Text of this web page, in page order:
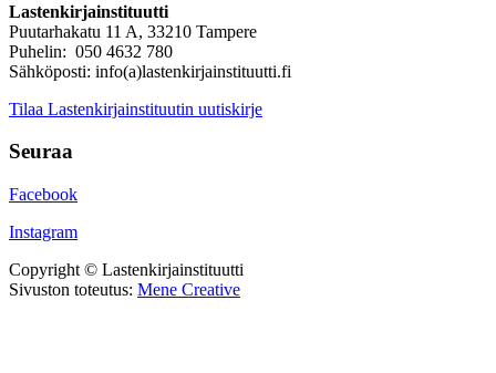
Lastenkirjainstituutti
Puutarhakatu 11 A, 33210 Tampere
Puhelin: 050 4632 780
Sähköposti: info(a)lastenkirjainstituutti.fi
Tilaa Lastenkirjainstituutin uutiskirje
Seuraa
Facebook
Instagram
Copyright © Lastenkirjainstituutti
Sivuston toteutus: Mene Creative